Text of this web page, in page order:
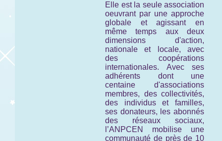
Elle est la seule association
oeuvrant par une approche
globale et agissant en
même temps aux deux
dimensions d'action,
nationale et locale, avec
des coopérations
internationales. Avec ses
adhérents dont une
centaine d'associations
membres, des collectivités,
des individus et familles,
ses donateurs, les abonnés
des réseaux sociaux,
l’ANPCEN mobilise une
communauté de près de 10